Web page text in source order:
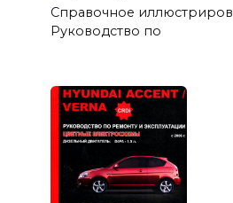
Справочное
Руководство по